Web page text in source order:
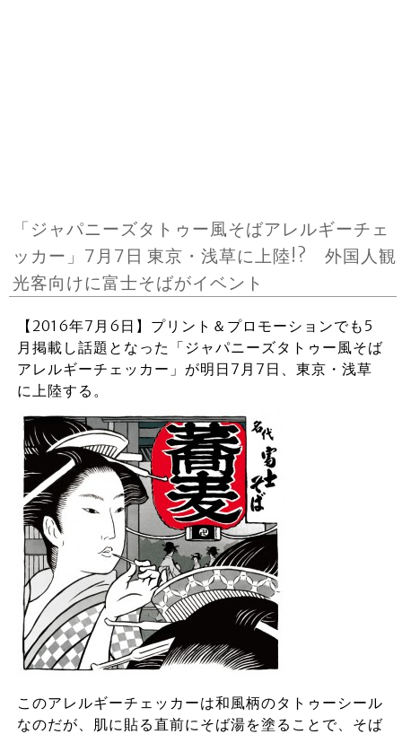
「ジャパニーズタトゥー風そばアレルギーチェ
ッカー」7月7日 東京・浅草に上陸!? 外国人観
光客向けに富士そばがイベント
【2016年7月6日】プリント＆プロモーションでも5
月掲載し話題となった「ジャパニーズタトゥー風そば
アレルギーチェッカー」が明日7月7日、東京・浅草
に上陸する。
このアレルギーチェッカーは和風柄のタトゥーシール
なのだが、肌に貼る直前にそば湯を塗ることで、そば